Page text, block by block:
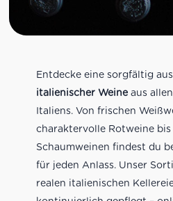
Entdecke eine sorgfältig
italienischer Weineaus
Italiens. Von frischen
charaktervolle Rotweine
Schaumweinen findest du
für jeden Anlass. Unser
realen italienischen